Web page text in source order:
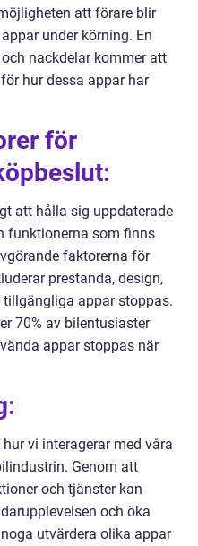
att förare blir
under körning. En
nackdelar kommer att
hur dessa appar har
för
att hålla sig uppdaterade
funktionerna som finns
faktorerna för
prestanda, design,
appar stoppas.
70% av bilentusiaster
appar stoppas när
vi interagerar med våra
Genom att
och tjänster kan
och öka
utvärdera olika appar